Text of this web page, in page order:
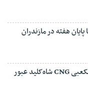
هفته در مازندران
ظرفیت ۳۵ میلیون مترمکعبی CNG شاه‌کلید عبور